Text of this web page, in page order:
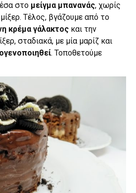
στο μείγμα μπανανάς, χωρίς
Τέλος, βγάζουμε από το
κρέμα γάλακτος και την
σταδιακά, με μία μαρίζ και
. Τοποθετούμε